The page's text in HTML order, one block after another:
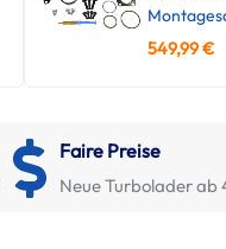
549,99€
Faire Preise
Neue Turbolader ab